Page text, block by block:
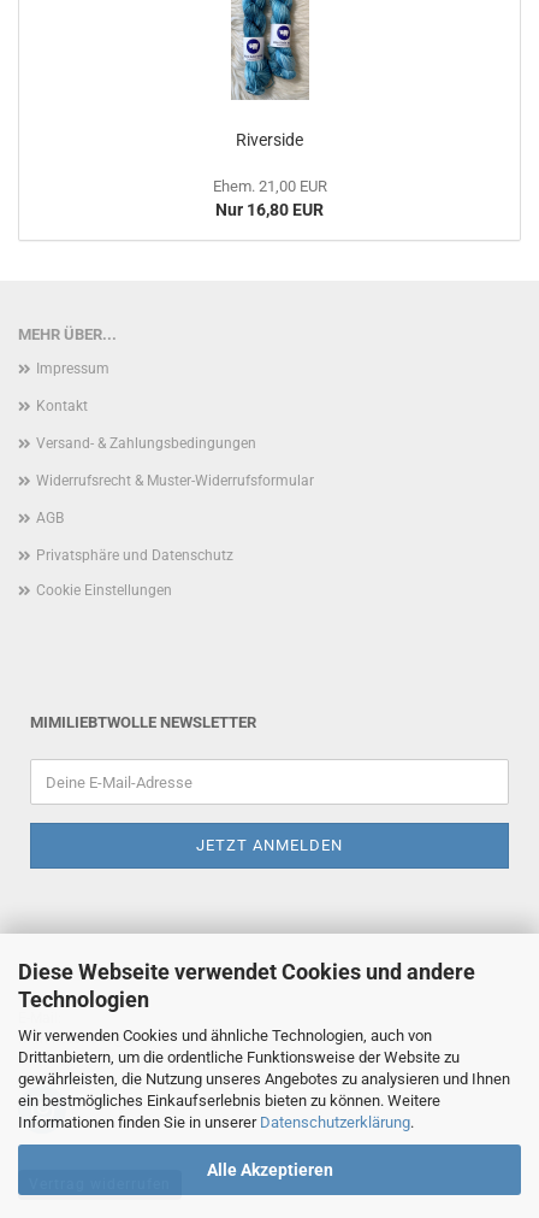
Diese Webseite verwendet Cookies und andere
Technologien
Wir verwenden Cookies und ähnliche Technologien, auch von
Drittanbietern, um die ordentliche Funktionsweise der Website zu
gewährleisten, die Nutzung unseres Angebotes zu analysieren und Ihnen
ein bestmögliches Einkaufserlebnis bieten zu können. Weitere
Informationen finden Sie in unserer Datenschutzerklärung.
Alle Akzeptieren
Riverside
Ehem. 21,00 EUR
Nur 16,80 EUR
MEHR ÜBER...
Impressum
Kontakt
Versand- & Zahlungsbedingungen
Widerrufsrecht & Muster-Widerrufsformular
AGB
Privatsphäre und Datenschutz
Cookie Einstellungen
MIMILIEBTWOLLE NEWSLETTER
mimiliebtwolle@gmx.de